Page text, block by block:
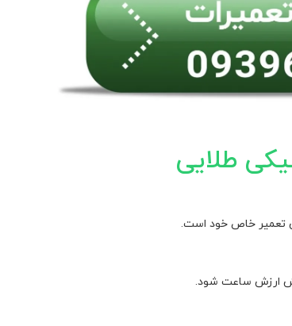
طلایی
تعمیر خاص خود است.
ارزش ساعت شود.